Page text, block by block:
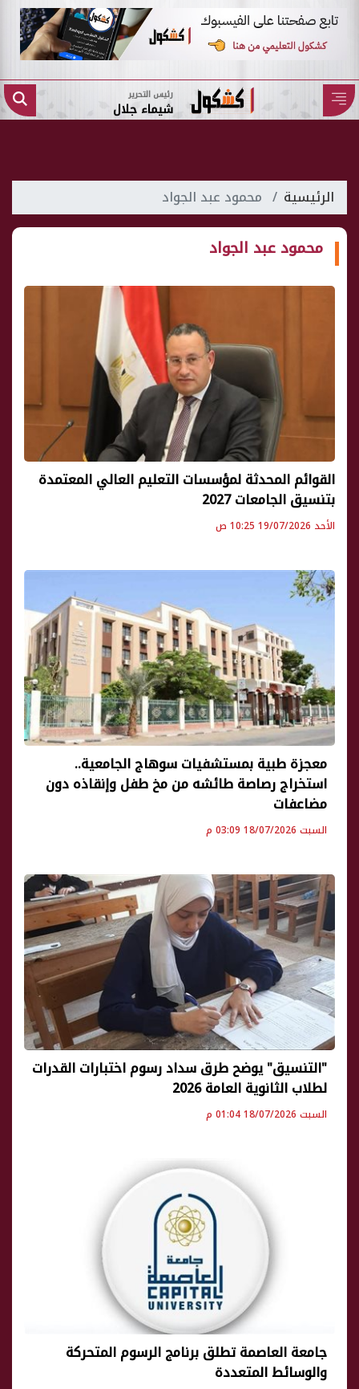
رئيس التحرير
شيماء جلال
الرئيسية محمود عبد الجواد
محمود عبد الجواد
القوائم المحدثة لمؤسسات التعليم العالي المعتمدة
بتنسيق الجامعات 2027
الأحد 19/07/2026 10:25 ص
معجزة طبية بمستشفيات سوهاج الجامعية..
استخراج رصاصة طائشه من مخ طفل وإنقاذه دون
مضاعفات
السبت 18/07/2026 03:09 م
"التنسيق" يوضح طرق سداد رسوم اختبارات القدرات
لطلاب الثانوية العامة 2026
السبت 18/07/2026 01:04 م
جامعة العاصمة تطلق برنامج الرسوم المتحركة
والوسائط المتعددة